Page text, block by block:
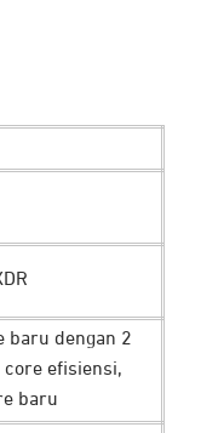
baru dengan 2
efisiensi,
baru